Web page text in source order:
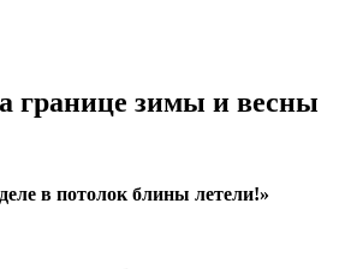
границе зимы и весны
в потолок блины летели!»